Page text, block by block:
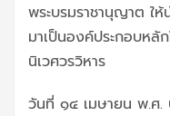
พระบรมราชานุญาต ใ
มาเป็นองค์ประกอบห
นิเวศวรวิหาร
วันที่ ๑๔ เมษายน พ.ศ